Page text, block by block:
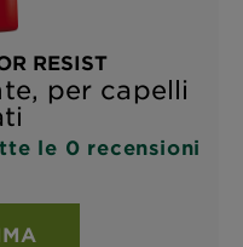
RESIST
per capelli
le 0 recensioni